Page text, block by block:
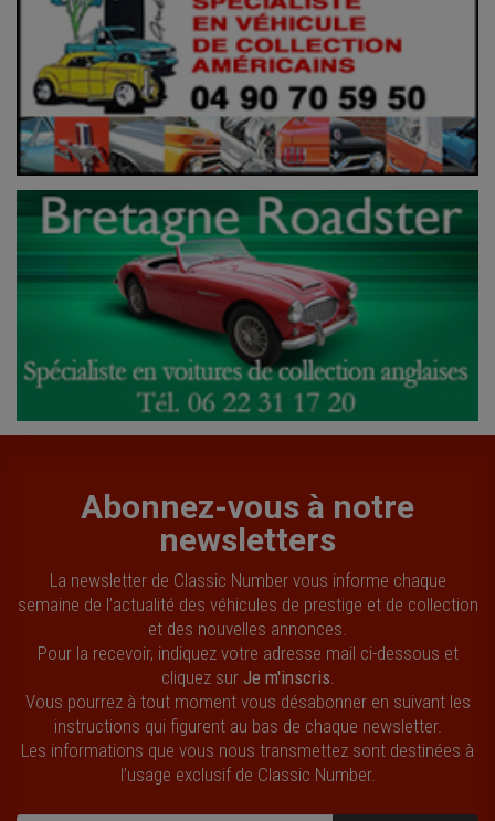
Abonnez-vous à notre
newsletters
La newsletter de Classic Number vous informe chaque
semaine de l’actualité des véhicules de prestige et de collection
et des nouvelles annonces.
Pour la recevoir, indiquez votre adresse mail ci-dessous et
cliquez sur Je m'inscris.
Vous pourrez à tout moment vous désabonner en suivant les
instructions qui figurent au bas de chaque newsletter.
Les informations que vous nous transmettez sont destinées à
l’usage exclusif de Classic Number.